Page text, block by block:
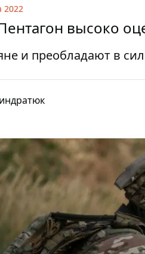
2022
высоко
и преобладают в